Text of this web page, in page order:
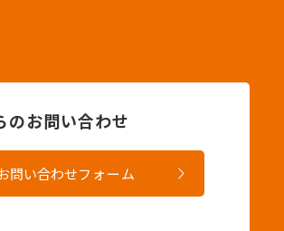
のお問い合わせ
問い合わせフォーム